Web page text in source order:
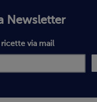
Newsletter
via mail